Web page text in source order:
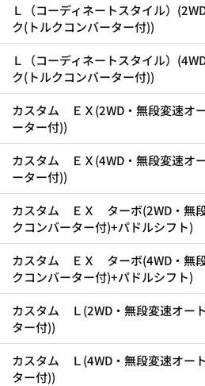
Ｌ（コーディネートスタイル）
ク(トルクコンバーター付))
Ｌ（コーディネートスタイル）
ク(トルクコンバーター付))
カスタム ＥＸ(2WD・無段変速オ
ーター付))
カスタム ＥＸ(4WD・無段変速オ
ーター付))
カスタム ＥＸ ターボ(2WD・無
クコンバーター付)+パドルシフト)
カスタム ＥＸ ターボ(4WD・無
クコンバーター付)+パドルシフト)
カスタム Ｌ(2WD・無段変速オー
ター付))
カスタム Ｌ(4WD・無段変速オー
ター付))